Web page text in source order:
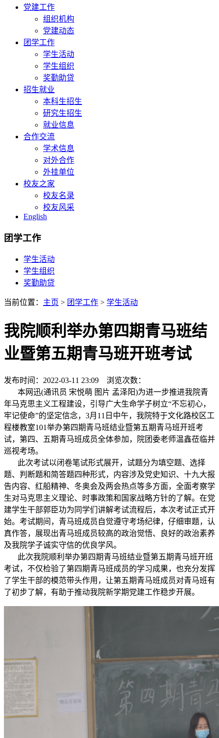
党建工作
组织机构
党建动态
团学工作
学生活动
学生组织
奖勤助贷
招生就业
本科生招生
研究生招生
就业信息
合作交流
学术信息
对外合作
外挂单位
校友之家
校友名录
校友风采
English
团学工作
学生活动
学生组织
奖勤助贷
当前位置： 主页 > 团学工作 > 学生活动
我院顺利举办第四期青马班结
业暨第五期青马班开班考试
发布时间：2022-03-11 23:09 浏览次数：
本网迅(通讯员 宋悦萌 图片 孟泽阳)为进一步推进我院青
年马克思主义工程建设，引导广大生命学子树立“不忘初心，
牢记使命”的坚定信念，3月11日中午，我院特于文化路校区工
程楼教室101举办第四期青马班结业暨第五期青马班开班考
试，第四、五期青马班成员全体参加，院团委老师温鑫莅临并
巡视考场。
此次考试以闭卷笔试形式展开，试题分为填空题、选择
题、判断题和简答题四种形式，内容涉及党史知识、十九大报
告内容、红船精神、冬奥会及两会热点等多方面，全面考察学
生对马克思主义理论、时事政策和国家战略方针的了解。在党
建学生干部郭臣功为同学们讲解考试流程后，本次考试正式开
始。考试期间，青马班成员自觉遵守考场纪律，仔细审题，认
真作答，展现出青马班成员较高的政治觉悟、良好的政治素养
及我院学子诚实守信的优良学风。
此次我院顺利举办第四期青马班结业暨第五期青马班开班
考试，不仅检验了第四期青马班成员的学习成果，也充分发挥
了学生干部的模范带头作用，让第五期青马班成员对青马班有
了初步了解，有助于推动我院新学期党建工作稳步开展。